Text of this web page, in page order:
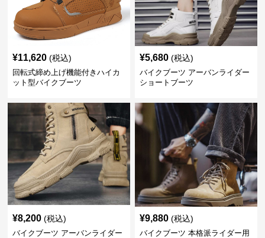
¥11,620 (税込)
回転式締め上げ機能付きハイカ
ット型バイクブーツ
¥5,680 (税込)
バイクブーツ アーバンライダー
ショートブーツ
¥8,200 (税込)
バイクブーツ アーバンライダー
¥9,880 (税込)
バイクブーツ 本格派ライダー用